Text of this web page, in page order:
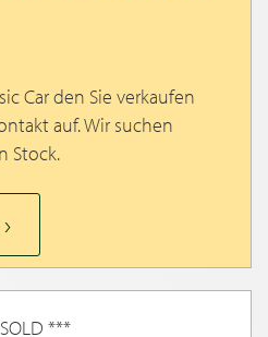
Car den Sie verkaufen
auf. Wir suchen
Stock.
***